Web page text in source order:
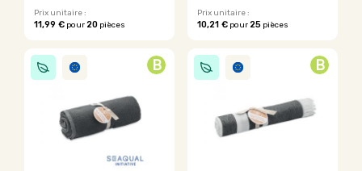
du
produit
produit
Prix unitaire :
11,99 € pour20 pièces
produit
a
plusieurs
options
peuvent
Prix unitaire :
10,21 €pour25pièces
produit
a
plusieurs
options
B B